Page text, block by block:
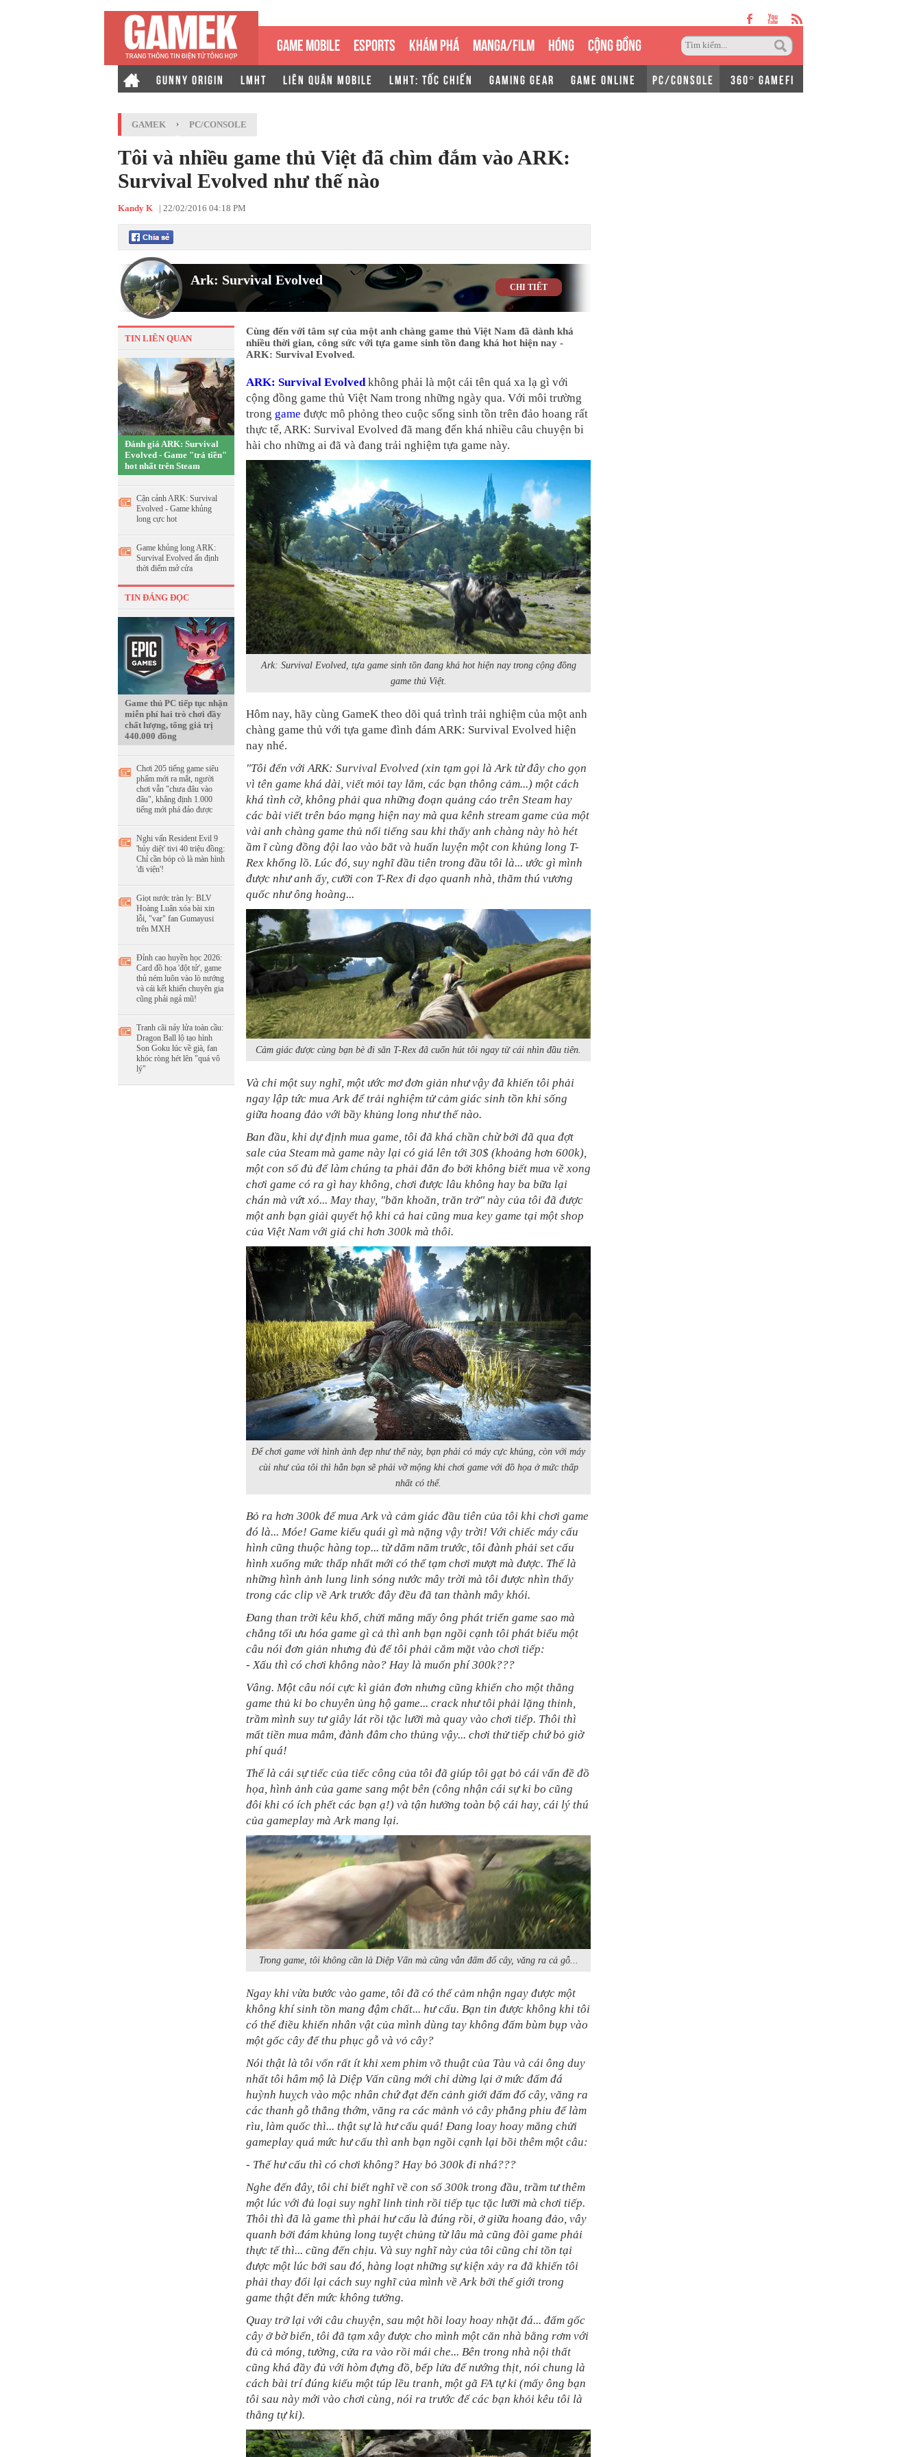
GAME MOBILE ESPORTS KHÁM PHÁ MANGA/FILM HÓNG CỘNG ĐỒNG
GUNNY ORIGIN LMHT LIÊN QUÂN MOBILE LMHT: TỐC CHIẾN GAMING GEAR GAME ONLINE PC/CONSOLE 360° GAMEFI
GAMEK › PC/CONSOLE
Tôi và nhiều game thủ Việt đã chìm đắm vào ARK:
Survival Evolved như thế nào
Kandy K | 22/02/2016 04:18 PM
Ark: Survival Evolved CHI TIẾT
TIN LIÊN QUAN
Đánh giá ARK: Survival
Evolved - Game "trả tiền"
hot nhất trên Steam
Cận cảnh ARK: Survival
Evolved - Game khủng
long cực hot
Game khủng long ARK:
Survival Evolved ấn định
thời điểm mở cửa
TIN ĐÁNG ĐỌC
Game thủ PC tiếp tục nhận
miễn phí hai trò chơi đầy
chất lượng, tổng giá trị
440.000 đồng
Chơi 205 tiếng game siêu
phẩm mới ra mắt, người
chơi vẫn "chưa đâu vào
đâu", khẳng định 1.000
tiếng mới phá đảo được
Nghi vấn Resident Evil 9
'hủy diệt' tivi 40 triệu đồng:
Chỉ cần bóp cò là màn hình
'đi viện'!
Giọt nước tràn ly: BLV
Hoàng Luân xóa bài xin
lỗi, "var" fan Gumayusi
trên MXH
Đỉnh cao huyền học 2026:
Card đồ họa 'đột tử', game
thủ ném luôn vào lò nướng
và cái kết khiến chuyên gia
cũng phải ngả mũ!
Tranh cãi nảy lửa toàn cầu:
Dragon Ball lộ tạo hình
Son Goku lúc về già, fan
khóc ròng hét lên "quá vô
lý"
Cùng đến với tâm sự của một anh chàng game thủ Việt Nam đã dành khá
nhiều thời gian, công sức với tựa game sinh tồn đang khá hot hiện nay -
ARK: Survival Evolved.
ARK: Survival Evolvedkhông phải là một cái tên quá xa lạ gì với
cộng đồng game thủ Việt Nam trong những ngày qua. Với môi trường
trong game được mô phỏng theo cuộc sống sinh tồn trên đảo hoang rất
thực tế, ARK: Survival Evolved đã mang đến khá nhiều câu chuyện bi
hài cho những ai đã và đang trải nghiệm tựa game này.
Ark: Survival Evolved, tựa game sinh tồn đang khá hot hiện nay trong cộng đồng
game thủ Việt.
Hôm nay, hãy cùng GameK theo dõi quá trình trải nghiệm của một anh
chàng game thủ với tựa game đình đám ARK: Survival Evolved hiện
nay nhé.
"Tôi đến với ARK: Survival Evolved (xin tạm gọi là Ark từ đây cho gọn
vì tên game khá dài, viết mỏi tay lắm, các bạn thông cảm...) một cách
khá tình cờ, không phải qua những đoạn quảng cáo trên Steam hay
các bài viết trên báo mạng hiện nay mà qua kênh stream game của một
vài anh chàng game thủ nổi tiếng sau khi thấy anh chàng này hò hét
ầm ĩ cùng đồng đội lao vào bắt và huấn luyện một con khủng long T-
Rex khổng lồ. Lúc đó, suy nghĩ đầu tiên trong đầu tôi là... ước gì mình
được như anh ấy, cưỡi con T-Rex đi dạo quanh nhà, thăm thú vương
quốc như ông hoàng...
Cảm giác được cùng bạn bè đi săn T-Rex đã cuốn hút tôi ngay từ cái nhìn đầu tiên.
Và chỉ một suy nghĩ, một ước mơ đơn giản như vậy đã khiến tôi phải
ngay lập tức mua Ark để trải nghiệm tử cảm giác sinh tồn khi sống
giữa hoang đảo với bầy khủng long như thế nào.
Ban đầu, khi dự định mua game, tôi đã khá chần chừ bởi đã qua đợt
sale của Steam mà game này lại có giá lên tới 30$ (khoảng hơn 600k),
một con số đủ để làm chúng ta phải đắn đo bởi không biết mua về xong
chơi game có ra gì hay không, chơi được lâu không hay ba bữa lại
chán mà vứt xó... May thay, "băn khoăn, trăn trở" này của tôi đã được
một anh bạn giải quyết hộ khi cả hai cũng mua key game tại một shop
của Việt Nam với giá chỉ hơn 300k mà thôi.
Để chơi game với hình ảnh đẹp như thế này, bạn phải có máy cực khủng, còn với máy
cùi như của tôi thì hẳn bạn sẽ phải vỡ mộng khi chơi game với đồ họa ở mức thấp
nhất có thể.
Bỏ ra hơn 300k để mua Ark và cảm giác đầu tiên của tôi khi chơi game
đó là... Móe! Game kiểu quái gì mà nặng vậy trời! Với chiếc máy cấu
hình cũng thuộc hàng top... từ dăm năm trước, tôi đành phải set cấu
hình xuống mức thấp nhất mới có thể tạm chơi mượt mà được. Thế là
những hình ảnh lung linh sóng nước mây trời mà tôi được nhìn thấy
trong các clip về Ark trước đây đều đã tan thành mây khói.
Đang than trời kêu khổ, chửi mắng mấy ông phát triển game sao mà
chẳng tối ưu hóa game gì cả thì anh bạn ngồi cạnh tôi phát biểu một
câu nói đơn giản nhưng đủ để tôi phải cắm mặt vào chơi tiếp:
- Xấu thì có chơi không nào? Hay là muốn phí 300k???
Vâng. Một câu nói cực kì giản đơn nhưng cũng khiến cho một thằng
game thủ ki bo chuyên ủng hộ game... crack như tôi phải lặng thinh,
trầm mình suy tư giây lát rồi tặc lưỡi mà quay vào chơi tiếp. Thôi thì
mất tiền mua mâm, đành đâm cho thủng vậy... chơi thử tiếp chứ bỏ giờ
phí quá!
Thế là cái sự tiếc của tiếc công của tôi đã giúp tôi gạt bỏ cái vấn đề đồ
họa, hình ảnh của game sang một bên (công nhận cái sự ki bo cũng
đôi khi có ích phết các bạn ạ!) và tận hưởng toàn bộ cái hay, cái lý thú
của gameplay mà Ark mang lại.
Trong game, tôi không cần là Diệp Vấn mà cũng vẫn đấm đổ cây, văng ra cả gỗ...
Ngay khi vừa bước vào game, tôi đã có thể cảm nhận ngay được một
không khí sinh tồn mang đậm chất... hư cấu. Bạn tin được không khi tôi
có thể điều khiển nhân vật của mình dùng tay không đấm bùm bụp vào
một gốc cây để thu phục gỗ và vỏ cây?
Nói thật là tôi vốn rất ít khi xem phim võ thuật của Tàu và cái ông duy
nhất tôi hâm mộ là Diệp Vấn cũng mới chỉ dừng lại ở mức đấm đá
huỳnh huỵch vào mộc nhân chứ đạt đến cảnh giới đấm đổ cây, văng ra
các thanh gỗ thẳng thớm, văng ra các mảnh vỏ cây phẳng phiu để làm
rìu, làm quốc thì... thật sự là hư cấu quá! Đang loay hoay mắng chửi
gameplay quá mức hư cấu thì anh bạn ngồi cạnh lại bồi thêm một câu:
- Thế hư cấu thì có chơi không? Hay bỏ 300k đi nhá???
Nghe đến đây, tôi chỉ biết nghĩ về con số 300k trong đầu, trầm tư thêm
một lúc với đủ loại suy nghĩ linh tinh rồi tiếp tục tặc lưỡi mà chơi tiếp.
Thôi thì đã là game thì phải hư cấu là đúng rồi, ở giữa hoang đảo, vây
quanh bởi đám khủng long tuyệt chủng từ lâu mà cũng đòi game phải
thực tế thì... cũng đến chịu. Và suy nghĩ này của tôi cũng chỉ tồn tại
được một lúc bởi sau đó, hàng loạt những sự kiện xảy ra đã khiến tôi
phải thay đổi lại cách suy nghĩ của mình về Ark bởi thế giới trong
game thật đến mức không tưởng.
Quay trở lại với câu chuyện, sau một hồi loay hoay nhặt đá... đấm gốc
cây ở bờ biển, tôi đã tạm xây được cho mình một căn nhà bằng rơm với
đủ cả móng, tường, cửa ra vào rồi mái che... Bên trong nhà nội thất
cũng khá đầy đủ với hòm đựng đồ, bếp lửa để nướng thịt, nói chung là
cách bài trí đúng kiểu một túp lều tranh, một gã FA tự kỉ (mấy ông bạn
tôi sau này mới vào chơi cùng, nói ra trước để các bạn khỏi kêu tôi là
thằng tự kỉ).